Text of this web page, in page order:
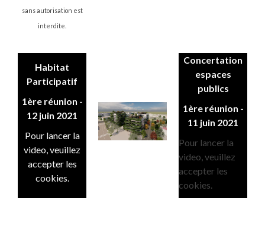
sans autorisation est
interdite.
Habitat
Participatif
1ère réunion -
12 juin 2021
Pour lancer la
video, veuillez
accepter les
cookies.
Concertation
espaces
publics
1ère réunion -
11 juin 2021
Pour lancer la
video, veuillez
accepter les
cookies.